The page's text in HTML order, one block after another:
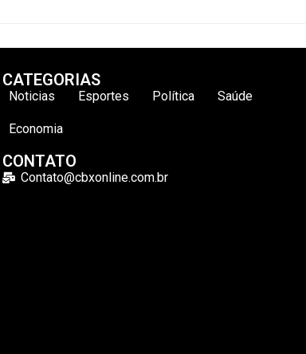
CATEGORIAS
Noticias Esportes Política Saúde
Economia
CONTATO
Contato@cbxonline.com.br